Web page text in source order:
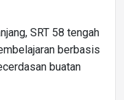
SRT 58 tengah
berbasis
buatan